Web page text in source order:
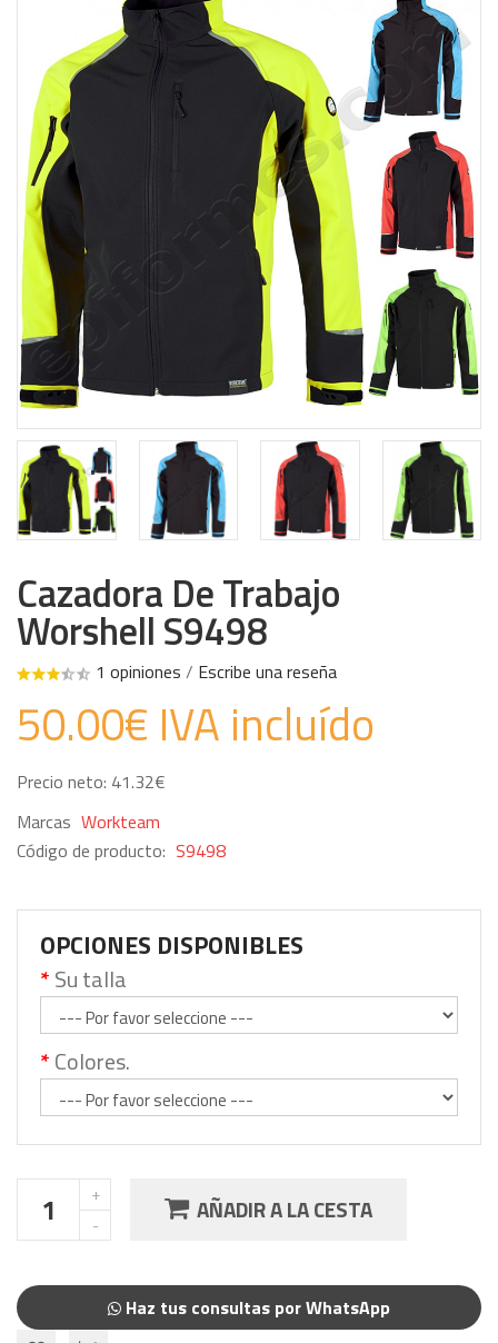
Cazadora De Trabajo
Worshell S9498
1 opiniones / Escribe una reseña
50.00€ IVA incluído
Precio neto: 41.32€
Marcas Workteam
Código de producto: S9498
OPCIONES DISPONIBLES
Su talla
Colores.
AÑADIR A LA CESTA
Haz tus consultas por WhatsApp